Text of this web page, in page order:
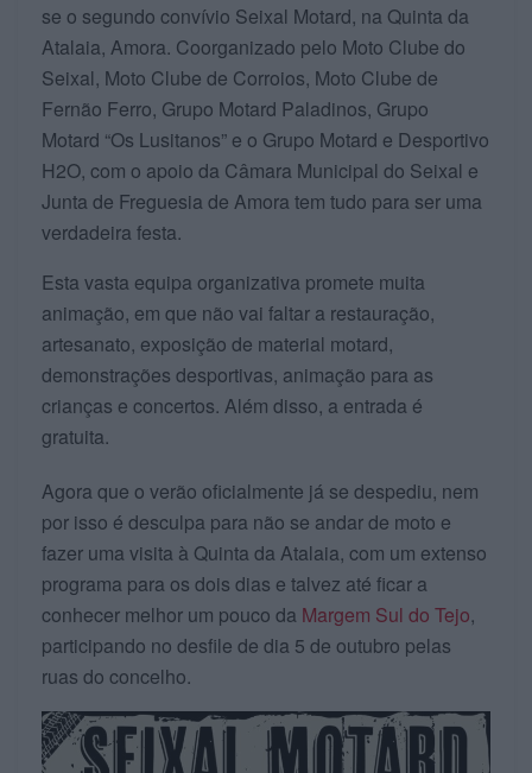
se o segundo convívio Seixal Motard, na Quinta da
Atalaia, Amora. Coorganizado pelo Moto Clube do
Seixal, Moto Clube de Corroios, Moto Clube de
Fernão Ferro, Grupo Motard Paladinos, Grupo
Motard “Os Lusitanos” e o Grupo Motard e Desportivo
H2O, com o apoio da Câmara Municipal do Seixal e
Junta de Freguesia de Amora tem tudo para ser uma
verdadeira festa.
Esta vasta equipa organizativa promete muita
animação, em que não vai faltar a restauração,
artesanato, exposição de material motard,
demonstrações desportivas, animação para as
crianças e concertos. Além disso, a entrada é
gratuita.
Agora que o verão oficialmente já se despediu, nem
por isso é desculpa para não se andar de moto e
fazer uma visita à Quinta da Atalaia, com um extenso
programa para os dois dias e talvez até ficar a
conhecer melhor um pouco da Margem Sul do Tejo,
participando no desfile de dia 5 de outubro pelas
ruas do concelho.